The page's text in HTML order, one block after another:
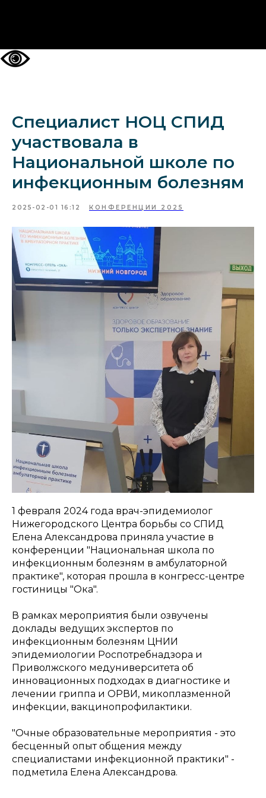
Специалист НОЦ СПИД
участвовала в
Национальной школе по
инфекционным болезням
2025-02-01 16:12 КОНФЕРЕНЦИИ 2025
1 февраля 2024 года врач-эпидемиолог
Нижегородского Центра борьбы со СПИД
Елена Александрова приняла участие в
конференции "Национальная школа по
инфекционным болезням в амбулаторной
практике", которая прошла в конгресс-центре
гостиницы "Ока".
В рамках мероприятия были озвучены
доклады ведущих экспертов по
инфекционным болезням ЦНИИ
эпидемиологии Роспотребнадзора и
Приволжского медуниверситета об
инновационных подходах в диагностике и
лечении гриппа и ОРВИ, микоплазменной
инфекции, вакцинопрофилактики.
"Очные образовательные мероприятия - это
бесценный опыт общения между
специалистами инфекционной практики" -
подметила Елена Александрова.